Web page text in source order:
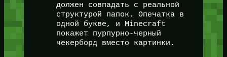
должен совпадать с реальной
структурой папок. Опечатка в
одной букве, и Minecraft
покажет пурпурно-черный
чекерборд вместо картинки.